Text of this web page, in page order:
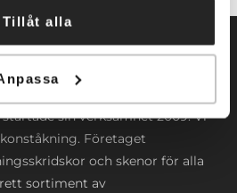
Tillåt alla
sin verksamhet 2009. Vi
Företaget
och skenor för alla
sortiment av